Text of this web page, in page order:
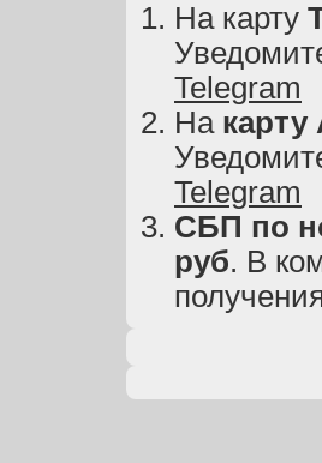
На карту
Telegram
На карту
Telegram
СБП по
руб. В